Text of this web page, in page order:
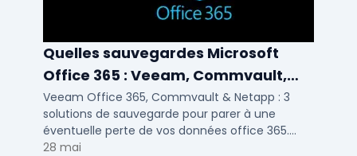
Quelles sauvegardes Microsoft
Office 365 : Veeam, Commvault,
Netapp
Veeam Office 365, Commvault & Netapp : 3
solutions de sauvegarde pour parer à une
éventuelle perte de vos données office 365.
Voici notre ...
28 mai